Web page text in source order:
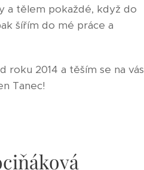
a tělem pokaždé, když do
šířím do mé práce a
roku 2014 a těším se na vás
Tanec!